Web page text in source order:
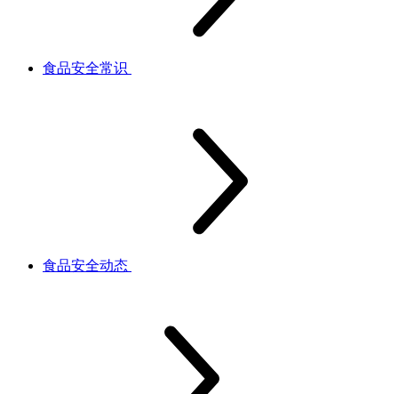
食品安全常识
食品安全动态